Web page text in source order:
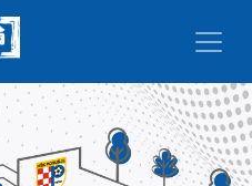
Skip to main content